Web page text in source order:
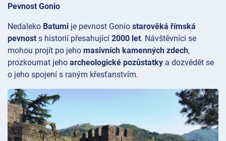
Pevnost Gonio
Nedaleko Batumi je pevnost Gonio starověká římská
pevnost s historií přesahující 2000 let. Návštěvníci se
mohou projít po jeho masivních kamenných zdech,
prozkoumat jeho archeologické pozůstatky a dozvědět se
o jeho spojení s raným křesťanstvím.